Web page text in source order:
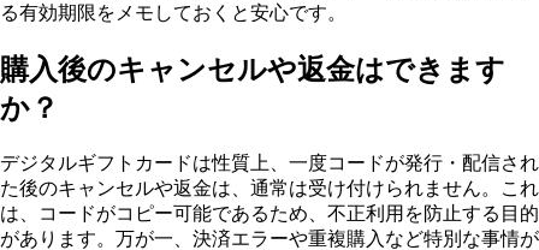
る有効期限をメモしておくと安心です。
購入後のキャンセルや返金はできます
か？
デジタルギフトカードは性質上、一度コードが発行・配信され
た後のキャンセルや返金は、通常は受け付けられません。これ
は、コードがコピー可能であるため、不正利用を防止する目的
があります。万が一、決済エラーや重複購入など特別な事情が